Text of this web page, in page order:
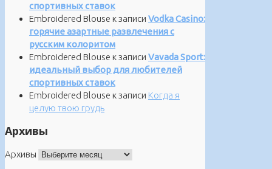
спортивных ставок
Embroidered Blouse к записи Vodka Casino:
горячие азартные развлечения с
русским колоритом
Embroidered Blouse к записи Vavada Sport:
идеальный выбор для любителей
спортивных ставок
Embroidered Blouse к записи Когда я
целую твою грудь
Архивы
Архивы